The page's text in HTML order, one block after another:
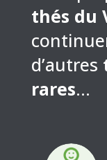
thés du
d’autres
rares…